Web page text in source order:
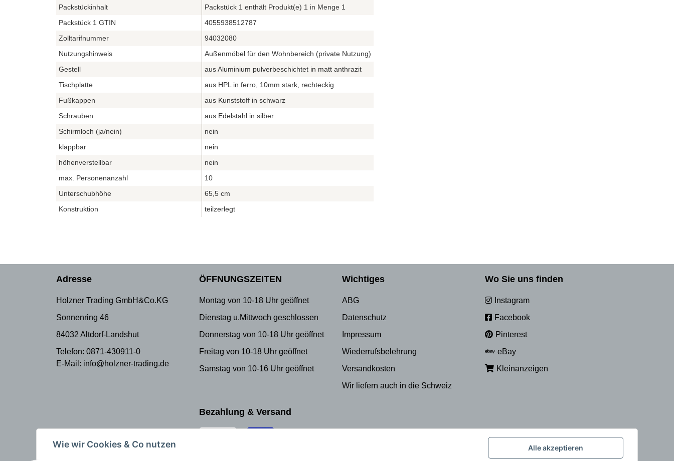
Packstückinhalt
Packstück 1 enthält Produkt(e) 1 in Menge 1
Packstück 1 GTIN
4055938512787
Zolltarifnummer
94032080
Nutzungshinweis
Außenmöbel für den Wohnbereich (private Nutzung)
Gestell
aus Aluminium pulverbeschichtet in matt anthrazit
Tischplatte
aus HPL in ferro, 10mm stark, rechteckig
Fußkappen
aus Kunststoff in schwarz
Schrauben
aus Edelstahl in silber
Schirmloch (ja/nein)
nein
klappbar
nein
höhenverstellbar
nein
max. Personenanzahl
10
Unterschubhöhe
65,5 cm
Konstruktion
teilzerlegt
Adresse
Holzner Trading GmbH&Co.KG
Sonnenring 46
84032 Altdorf-Landshut
Telefon: 0871-430911-0
E-Mail: info@holzner-trading.de
ÖFFNUNGSZEITEN
Montag von 10-18 Uhr geöffnet
Dienstag u.Mittwoch geschlossen
Donnerstag von 10-18 Uhr geöffnet
Freitag von 10-18 Uhr geöffnet
Samstag von 10-16 Uhr geöffnet
Wichtiges
ABG
Datenschutz
Impressum
Wiederrufsbelehrung
Versandkosten
Wir liefern auch in die Schweiz
Wo Sie uns finden
Instagram
Facebook
Pinterest
eBay
Kleinanzeigen
Bezahlung & Versand
Alle akzeptieren
Wie wir Cookies & Co nutzen